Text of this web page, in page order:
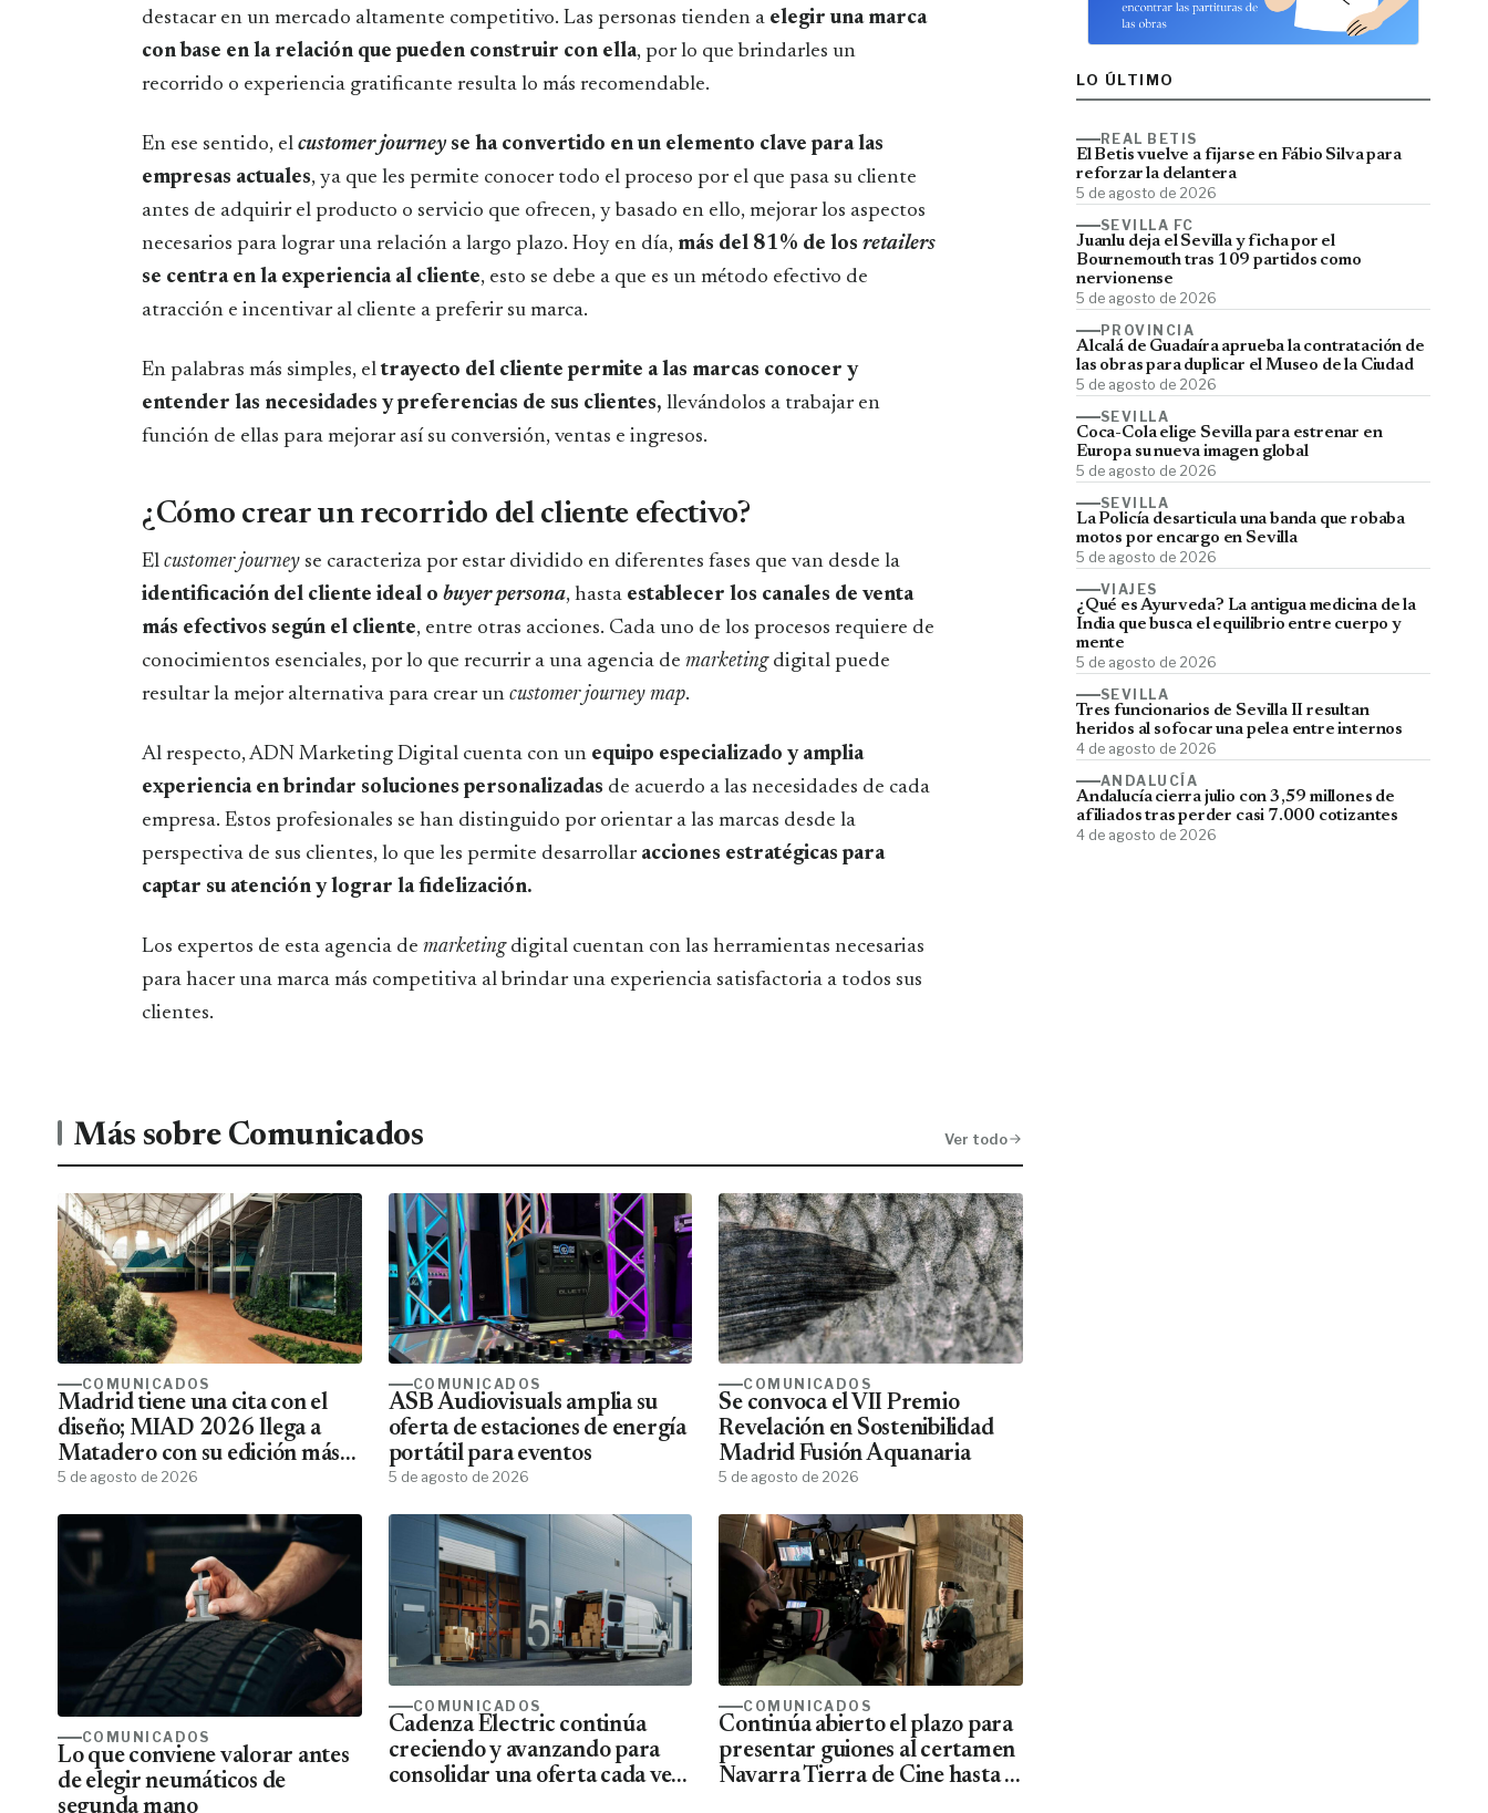
destacar en un mercado altamente competitivo. Las personas tienden a elegir una marca
con base en la relación que pueden construir con ella, por lo que brindarles un
recorrido o experiencia gratificante resulta lo más recomendable.
En ese sentido, el customer journeyse ha convertido en un elemento clave para las
empresas actuales, ya que les permite conocer todo el proceso por el que pasa su cliente
antes de adquirir el producto o servicio que ofrecen, y basado en ello, mejorar los aspectos
necesarios para lograr una relación a largo plazo. Hoy en día, más del 81% de los retailers
se centra en la experiencia al cliente, esto se debe a que es un método efectivo de
atracción e incentivar al cliente a preferir su marca.
En palabras más simples, eltrayecto del cliente permite a las marcas conocer y
entender las necesidades y preferencias de sus clientes, llevándolos a trabajar en
función de ellas para mejorar así su conversión, ventas e ingresos.
¿Cómo crear un recorrido del cliente efectivo?
El customer journey se caracteriza por estar dividido en diferentes fases que van desde la
identificación del cliente ideal o buyer persona, hasta establecer los canales de venta
más efectivos según el cliente, entre otras acciones. Cada uno de los procesos requiere de
conocimientos esenciales, por lo que recurrir a una agencia de marketing digital puede
resultar la mejor alternativa para crear un customer journey map.
Al respecto, ADN Marketing Digital cuenta con un equipo especializado y amplia
experiencia en brindar soluciones personalizadas de acuerdo a las necesidades de cada
empresa. Estos profesionales se han distinguido por orientar a las marcas desde la
perspectiva de sus clientes, lo que les permite desarrollar acciones estratégicas para
captar su atención y lograr la fidelización.
Los expertos de esta agencia de marketing digital cuentan con las herramientas necesarias
para hacer una marca más competitiva al brindar una experiencia satisfactoria a todos sus
clientes.
Más sobre Comunicados Ver todo
COMUNICADOS
Madrid tiene una cita con el
diseño; MIAD 2026 llega a
Matadero con su edición más
ambiciosa
5 de agosto de 2026
COMUNICADOS
ASB Audiovisuals amplia su
oferta de estaciones de energía
portátil para eventos
5 de agosto de 2026
COMUNICADOS
Se convoca el VII Premio
Revelación en Sostenibilidad
Madrid Fusión Aquanaria
5 de agosto de 2026
COMUNICADOS
Lo que conviene valorar antes
de elegir neumáticos de
segunda mano
COMUNICADOS
Cadenza Electric continúa
creciendo y avanzando para
consolidar una oferta cada vez
COMUNICADOS
Continúa abierto el plazo para
presentar guiones al certamen
Navarra Tierra de Cine hasta el
LO ÚLTIMO
REAL BETIS
El Betis vuelve a fijarse en Fábio Silva para
reforzar la delantera
5 de agosto de 2026
SEVILLA FC
Juanlu deja el Sevilla y ficha por el
Bournemouth tras 109 partidos como
nervionense
5 de agosto de 2026
PROVINCIA
Alcalá de Guadaíra aprueba la contratación de
las obras para duplicar el Museo de la Ciudad
5 de agosto de 2026
SEVILLA
Coca-Cola elige Sevilla para estrenar en
Europa su nueva imagen global
5 de agosto de 2026
SEVILLA
La Policía desarticula una banda que robaba
motos por encargo en Sevilla
5 de agosto de 2026
VIAJES
¿Qué es Ayurveda? La antigua medicina de la
India que busca el equilibrio entre cuerpo y
mente
5 de agosto de 2026
SEVILLA
Tres funcionarios de Sevilla II resultan
heridos al sofocar una pelea entre internos
4 de agosto de 2026
ANDALUCÍA
Andalucía cierra julio con 3,59 millones de
afiliados tras perder casi 7.000 cotizantes
4 de agosto de 2026